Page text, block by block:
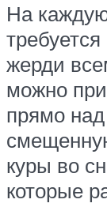
На
жерди
можно
прямо
куры во
которые